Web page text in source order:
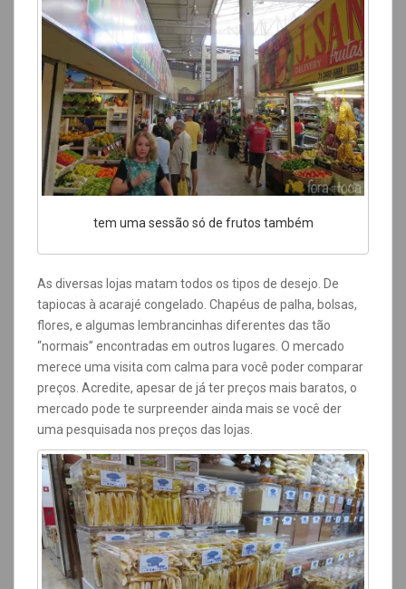
tem uma sessão só de frutos também
As diversas lojas matam todos os tipos de desejo. De
tapiocas à acarajé congelado. Chapéus de palha, bolsas,
flores, e algumas lembrancinhas diferentes das tão
“normais” encontradas em outros lugares. O mercado
merece uma visita com calma para você poder comparar
preços. Acredite, apesar de já ter preços mais baratos, o
mercado pode te surpreender ainda mais se você der
uma pesquisada nos preços das lojas.